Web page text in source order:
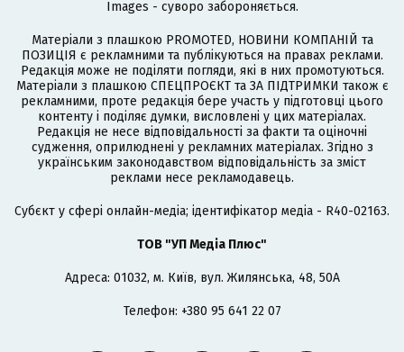
Images - суворо забороняється.
Матеріали з плашкою PROMOTED, НОВИНИ КОМПАНІЙ та
ПОЗИЦІЯ є рекламними та публікуються на правах реклами.
Редакція може не поділяти погляди, які в них промотуються.
Матеріали з плашкою СПЕЦПРОЄКТ та ЗА ПІДТРИМКИ також є
рекламними, проте редакція бере участь у підготовці цього
контенту і поділяє думки, висловлені у цих матеріалах.
Редакція не несе відповідальності за факти та оціночні
судження, оприлюднені у рекламних матеріалах. Згідно з
українським законодавством відповідальність за зміст
реклами несе рекламодавець.
Cубєкт у сфері онлайн-медіа; ідентифікатор медіа - R40-02163.
ТОВ "УП Медіа Плюс"
Адреса: 01032, м. Київ, вул. Жилянська, 48, 50А
Телефон: +380 95 641 22 07